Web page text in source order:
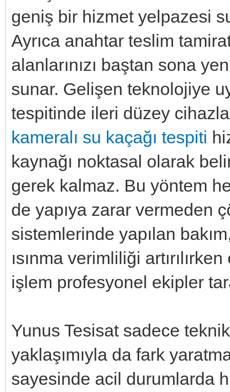
geniş bir hizmet yelpazesi
Ayrıca anahtar teslim
alanlarınızı baştan sona
sunar. Gelişen teknolojiye
tespitinde ileri düzey
kameralı su kaçağı tespiti
kaynağı noktasal olarak
gerek kalmaz. Bu yöntem
de yapıya zarar vermeden
sistemlerinde yapılan
ısınma verimliliği
işlem profesyonel ekipler
Yunus Tesisat sadece
yaklaşımıyla da fark
sayesinde acil durumlarda